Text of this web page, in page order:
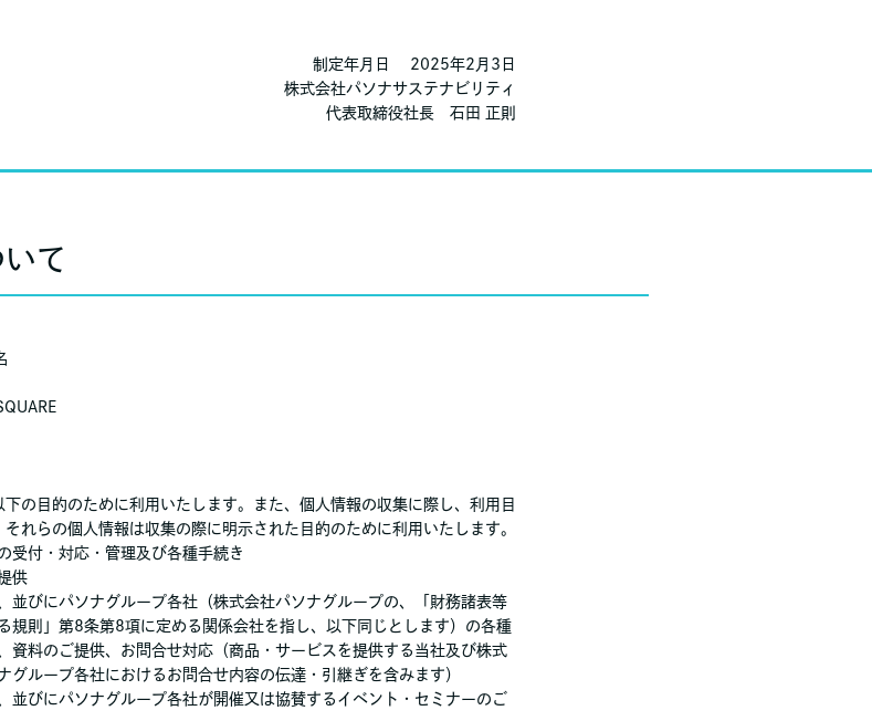
制定年月日 2025年2月3日
株式会社パソナサステナビリティ
代表取締役社長 石田 正則
て
の目的のために利用いたします。また、個人情報の収集に際し、利用目
れらの個人情報は収集の際に明示された目的のために利用いたします。
受付・対応・管理及び各種手続き
供
並びにパソナグループ各社（株式会社パソナグループの、「財務諸表等
規則」第8条第8項に定める関係会社を指し、以下同じとします）の各種
資料のご提供、お問合せ対応（商品・サービスを提供する当社及び株式
グループ各社におけるお問合せ内容の伝達・引継ぎを含みます）
並びにパソナグループ各社が開催又は協賛するイベント・セミナーのご